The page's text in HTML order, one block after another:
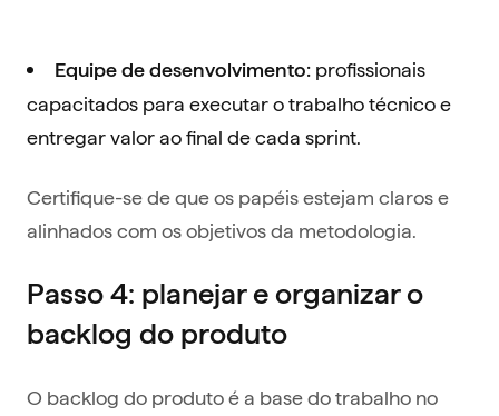
Equipe de desenvolvimento: profissionais
capacitados para executar o trabalho técnico e
entregar valor ao final de cada sprint.
Certifique-se de que os papéis estejam claros e
alinhados com os objetivos da metodologia.
Passo 4: planejar e organizar o
backlog do produto
O backlog do produto é a base do trabalho no